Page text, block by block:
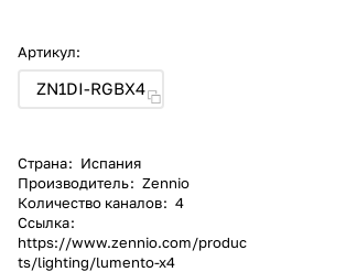
Артикул:
ZN1DI-RGBX4
Страна: Испания
Производитель: Zennio
Количество каналов: 4
Ссылка:
https://www.zennio.com/produc
ts/lighting/lumento-x4